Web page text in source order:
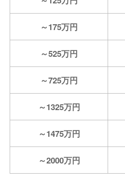
～175万円
～525万円
～725万円
～1325万円
～1475万円
～2000万円